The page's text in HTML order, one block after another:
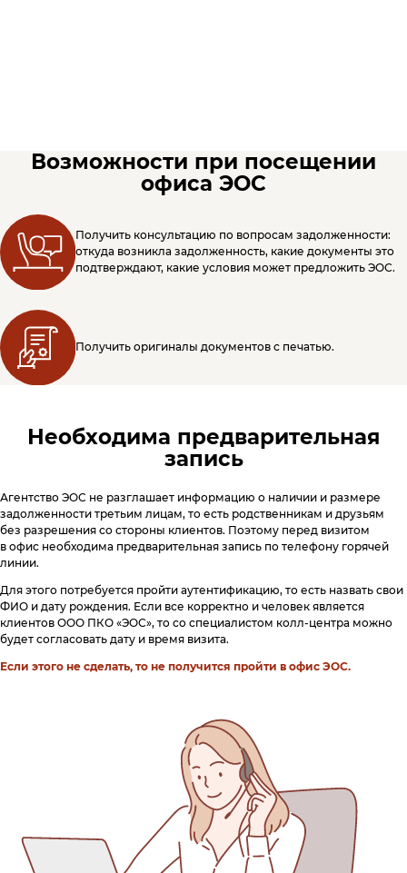
Возможности при посещении
офиса ЭОС
Получить консультацию по вопросам задолженности:
откуда возникла задолженность, какие документы это
подтверждают, какие условия может предложить ЭОС.
Получить оригиналы документов с печатью.
Необходима предварительная
запись
Агентство ЭОС не разглашает информацию о наличии и размере
задолженности третьим лицам, то есть родственникам и друзьям
без разрешения со стороны клиентов. Поэтому перед визитом
в офис необходима предварительная запись по телефону горячей
линии.
Для этого потребуется пройти аутентификацию, то есть назвать свои
ФИО и дату рождения. Если все корректно и человек является
клиентов ООО ПКО «ЭОС», то со специалистом колл-центра можно
будет согласовать дату и время визита.
Если этого не сделать, то не получится пройти в офис ЭОС.